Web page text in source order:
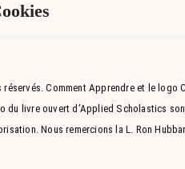
Comment Apprendre et le logo
livre ouvert d’Applied Scholastics
Nous remercions la L. Ron